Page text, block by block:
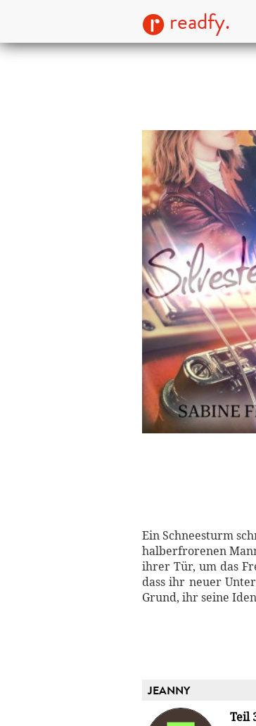
readfy.
Ein Schneesturm
halberfrorenen
ihrer Tür, um das
dass ihr neuer
Grund, ihr seine
JEANNY
Teil